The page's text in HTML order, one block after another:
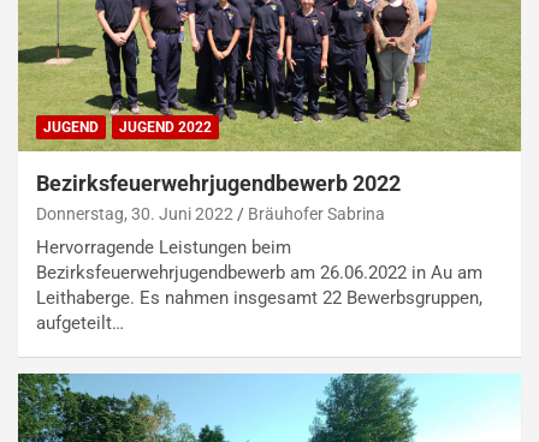
JUGEND JUGEND 2022
Bezirksfeuerwehrjugendbewerb 2022
Donnerstag, 30. Juni 2022 Bräuhofer Sabrina
Hervorragende Leistungen beim
Bezirksfeuerwehrjugendbewerb am 26.06.2022 in Au am
Leithaberge. Es nahmen insgesamt 22 Bewerbsgruppen,
aufgeteilt…